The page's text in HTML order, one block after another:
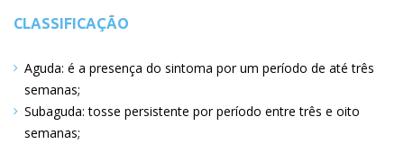
CLASSIFICAÇÃO
Aguda: é a presença do sintoma por um período de até três
semanas
Subaguda: tosse persistente por período entre três e oito
semanas